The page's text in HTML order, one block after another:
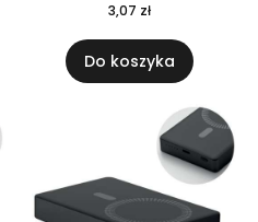
3,07 zł
Do koszyka